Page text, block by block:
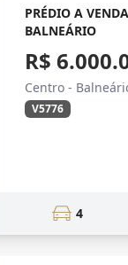
PRÉDIO A
BALNEÁRIO
R$
Centro -
V5776
4